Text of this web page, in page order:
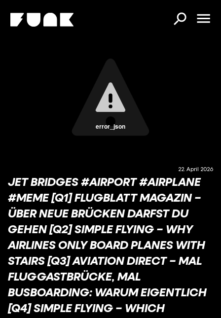
error_json
22. April 2026
JET BRIDGES #AIRPORT #AIRPLANE
#MEME [Q1] FLUGBLATT MAGAZIN –
ÜBER NEUE BRÜCKEN DARFST DU
GEHEN [Q2] SIMPLE FLYING – WHY
AIRLINES ONLY BOARD PLANES WITH
STAIRS [Q3] AVIATION DIRECT – MAL
FLUGGASTBRÜCKE, MAL
BUSBOARDING: WARUM EIGENTLICH
[Q4] SIMPLE FLYING – WHICH